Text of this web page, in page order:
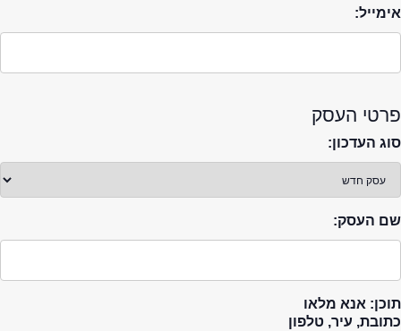
אימייל:
פרטי העסק
סוג העדכון:
שם העסק:
תוכן: אנא מלאו
כתובת, עיר, טלפון